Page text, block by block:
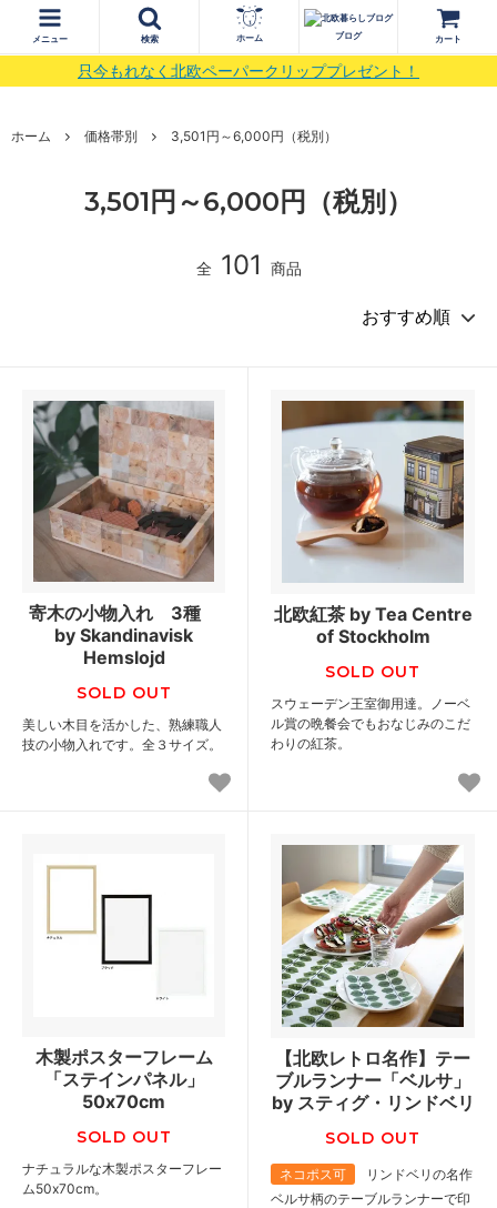
只今もれなく北欧ペーパークリッププレゼント！
メニュー 検索 ホーム ブログ カート
ホーム 価格帯別 3,501円～6,000円（税別）
3,501円～6,000円（税別）
全 101 商品
寄木の小物入れ 3種
by Skandinavisk
Hemslojd
SOLD OUT
美しい木目を活かした、熟練職人
技の小物入れです。全３サイズ。
北欧紅茶 by Tea Centre
of Stockholm
SOLD OUT
スウェーデン王室御用達。ノーベ
ル賞の晩餐会でもおなじみのこだ
わりの紅茶。
木製ポスターフレーム
「ステインパネル」
50x70cm
SOLD OUT
ナチュラルな木製ポスターフレー
ム50x70cm。
【北欧レトロ名作】テー
ブルランナー「ベルサ」
by スティグ・リンドベリ
SOLD OUT
ネコポス可
リンドベリの名作
ベルサ柄のテーブルランナーで印